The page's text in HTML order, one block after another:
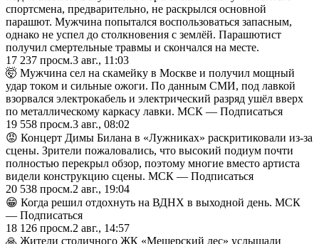
спортсмена, предварительно, не раскрылся основной
парашют. Мужчина попытался воспользоваться запасным,
однако не успел до столкновения с землёй. Парашютист
получил смертельные травмы и скончался на месте.
17 237 просм.3 авг., 11:03
🤯 Мужчина сел на скамейку в Москве и получил мощный
удар током и сильные ожоги. По данным СМИ, под лавкой
взорвался электрокабель и электрический разряд ушёл вверх
по металлическому каркасу лавки. МСК — Подписаться
19 558 просм.3 авг., 08:02
😡 Концерт Димы Билана в «Лужниках» раскритиковали из-за
сцены. Зрители пожаловались, что высокий подиум почти
полностью перекрыл обзор, поэтому многие вместо артиста
видели конструкцию сцены. МСК — Подписаться
20 538 просм.2 авг., 19:04
😁 Когда решил отдохнуть на ВДНХ в выходной день. МСК
— Подписаться
18 126 просм.2 авг., 14:57
🙏 Жители столичного ЖК «Мещерский лес» услышали